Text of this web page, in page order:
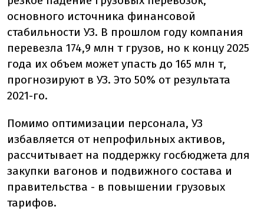
основного источника финансовой
стабильности УЗ. В прошлом году компания
перевезла 174,9 млн т грузов, но к концу 2025
года их объем может упасть до 165 млн т,
прогнозируют в УЗ. Это 50% от результата
2021-го.
Помимо оптимизации персонала, УЗ
избавляется от непрофильных активов,
рассчитывает на поддержку госбюджета для
закупки вагонов и подвижного состава и
правительства - в повышении грузовых
тарифов.